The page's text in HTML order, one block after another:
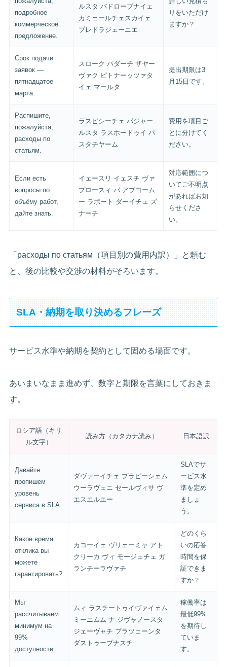
подробное
коммерческое
предложение.
ルスタ パドローブナイェ
カミェールチェスカイェ
プレドラジェーニエ
りをいただけ
ますか？
Срок подачи
заявок —
пятнадцатое
марта.
スローク パダーチ ザヤー
ヴァク ピトナーッツァタ
イェ マールタ
提出期限は3
月15日です。
Распишите,
пожалуйста,
расходы по
статьям.
ラスピシーチェ パジャー
ルスタ ラスホードゥイ パ
スタチヤーム
費用を項目ご
とに分けてく
ださい。
Если есть
вопросы по
объёму работ,
дайте знать.
イェースリ イェスチ ヴァ
プロースィ パ アブヨーム
ー ラボート ダーイチェ ズ
ナーチ
対応範囲につ
いてご不明点
があればお知
らせくださ
い。
「расходы по статьям（項目別の費用内訳）」と頼む
と、後の比較や交渉の材料がそろいます。
SLA・納期を取り決めるフレーズ
サービス水準や納期を契約として固める場面です。
あいまいなまま進めず、数字と期限を言葉にしておきま
す。
ロシア語（キリ
ル文字）
読み方（カタカナ読み） 日本語訳
Давайте
пропишем
уровень
сервиса в SLA.
ダヴァーイチェ プラピーシェム
ウーラヴェニ セールヴィサ ヴ
エスエルエー
SLAでサ
ービス水
準を定め
ましょ
う。
Какое время
отклика вы
можете
гарантировать?
カコーイェ ヴリェーミャ アト
クリーカ ヴィ モージェチェ ガ
ランチーラヴァチ
どのくら
いの応答
時間を保
証できま
すか？
Мы
рассчитываем
минимум на
99%
доступности.
ムィ ラスチートゥイヴァイェム
ミーニムム ナ ジヴャノースタ
ジェーヴャチ プラツェーンタ
ダストゥープナスチ
稼働率は
最低99%
を期待し
ていま
す。